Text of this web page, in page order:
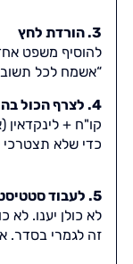
3. הורדת לחץ
להוסיף משפט
“אשמח לכל
4. לצרף הכול בהודעה אחת
קו"ח +
כדי שלא
5. לעבוד סטטיסטית
לא כולן יענו. לא
זה לגמרי בסדר.